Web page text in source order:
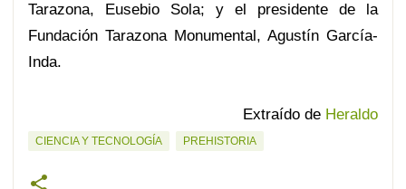
Tarazona, Eusebio Sola; y el presidente de la
Fundación Tarazona Monumental, Agustín García-
Inda.
Extraído de Heraldo
CIENCIA Y TECNOLOGÍA PREHISTORIA